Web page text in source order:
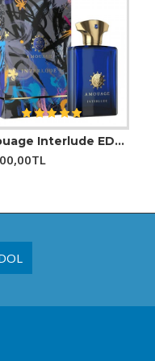
erkeğin
Amouage Interlude EDP 100 Ml Erkek Parfüm